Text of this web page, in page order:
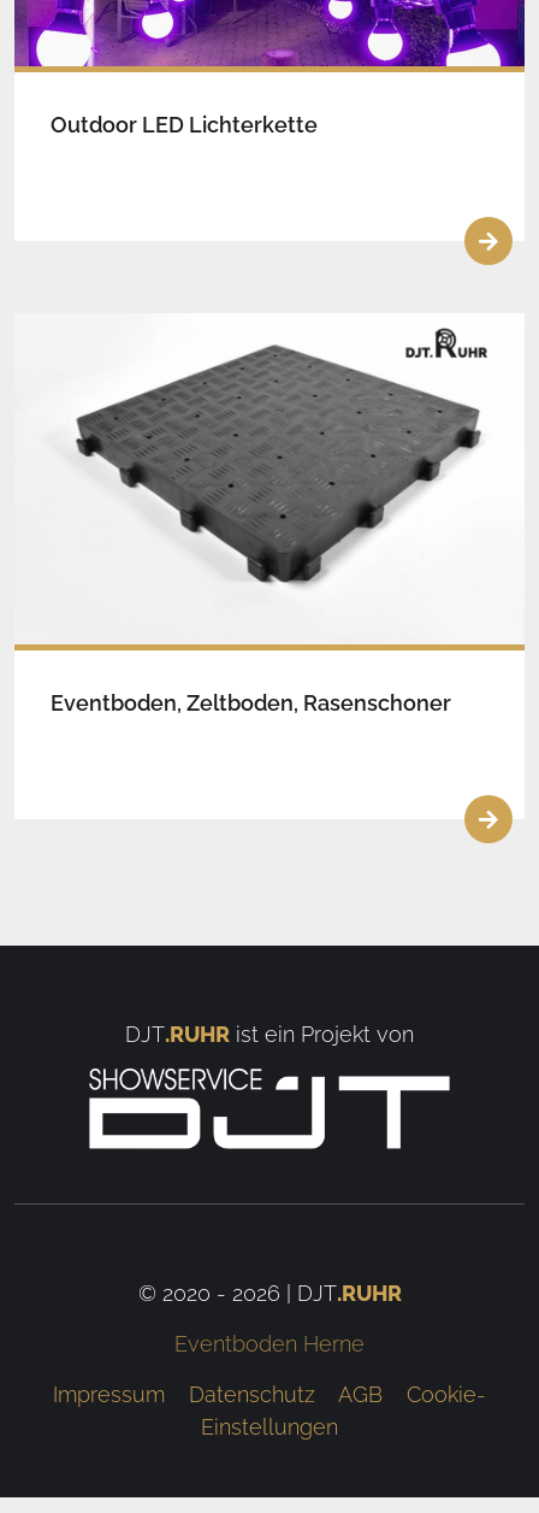
Outdoor LED Lichterkette
Eventboden, Zeltboden, Rasenschoner
DJT.RUHR ist ein Projekt von
© 2020 - 2026 | DJT.RUHR
Eventboden Herne
Impressum
Datenschutz AGB
Cookie-
Einstellungen